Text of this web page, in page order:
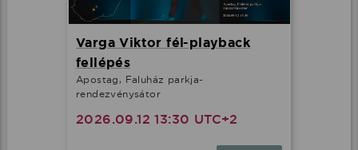
Varga Viktor fél-playback
fellépés
Apostag, Faluház parkja-
rendezvénysátor
2026.09.12 13:30 UTC+2